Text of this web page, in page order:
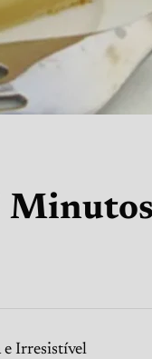
e Irresistível